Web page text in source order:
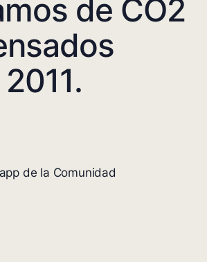
de CO2
de la Comunidad